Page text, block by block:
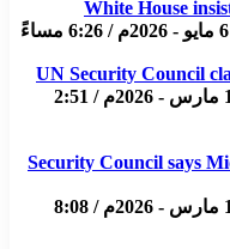
White House
UN Security Council
الأربعاء - 22 رمضان - 1447هـ / 11 مارس - 2026م / 2:51
Security Council says
الأربعاء - 29 رمضان - 1447هـ / 18 مارس - 2026م / 8:08